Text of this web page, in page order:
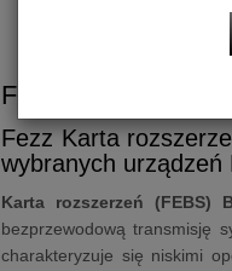
Fezz
Fezz Karta
wybranych urządzeń
Karta rozszerzeń (FEBS)
bezprzewodową transmisję
charakteryzuje się niskimi